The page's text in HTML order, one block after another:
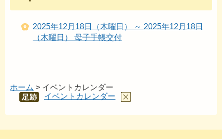
2025年12月18日（木曜日） ～ 2025年12月18日
（木曜日） 母子手帳交付
ホーム > イベントカレンダー
あし
イベントカレンダー